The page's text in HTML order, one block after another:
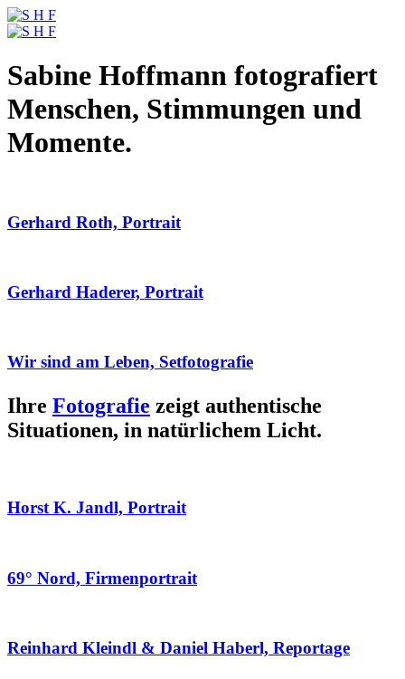
Sabine Hoffmann fotografiert
Menschen, Stimmungen und
Momente.
Gerhard Roth, Portrait
Gerhard Haderer, Portrait
Wir sind am Leben, Setfotografie
Ihre Fotografie zeigt authentische
Situationen, in natürlichem Licht.
Horst K. Jandl, Portrait
69° Nord, Firmenportrait
Reinhard Kleindl & Daniel Haberl, Reportage